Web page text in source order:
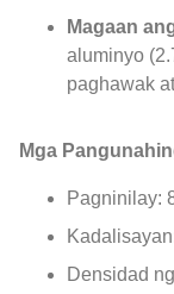
Magaan
aluminyo
paghawak
Mga
Pagninilay:
Densidad